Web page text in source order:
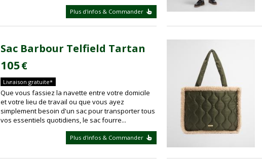
Plus d'infos & Commander
Sac Barbour Telfield Tartan
105€
Livraison gratuite*
Que vous fassiez la navette entre votre domicile
et votre lieu de travail ou que vous ayez
simplement besoin d'un sac pour transporter tous
vos essentiels quotidiens, le sac fourre...
Plus d'infos & Commander